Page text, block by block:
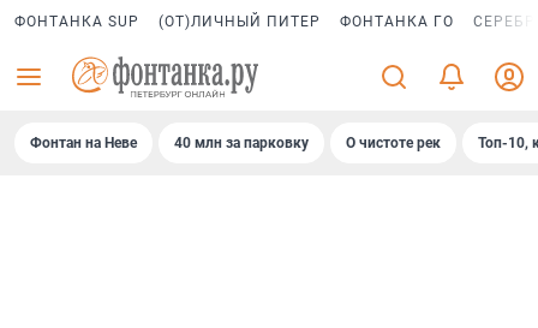
ФОНТАНКА SUP (ОТ)ЛИЧНЫЙ ПИТЕР ФОНТАНКА ГО
Фонтан на Неве 40 млн за парковку О чистоте рек Топ-10,